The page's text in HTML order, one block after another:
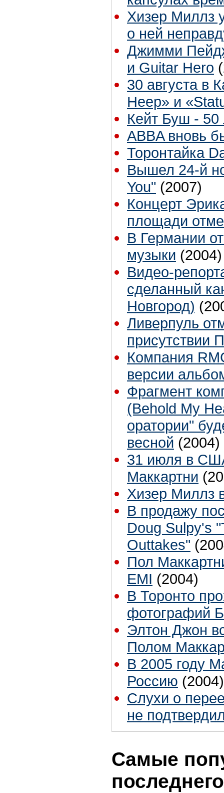
Хизер Миллз
о ней
Джимми
и Guitar Hero
30 августа в
Heep» и
Кейт Буш - 50
ABBA вновь
Торонтайка
Вышел 24-й
You" (2007)
Концерт
площади
В Германии
музыки (2004)
Видео-
сделанный
Новгород)
Ливерпуль
присутствии
Компания
версии
Фрагмент
(Behold My
оратории"
весной (2004)
31 июля в
Маккартни
Хизер Миллз
В продажу
Doug Sulpy's
Outtakes"
Пол
EMI (2004)
В Торонто
фотографий
Элтон Джон
Полом
В 2005 году
Россию (2004)
Слухи о
не
Самые